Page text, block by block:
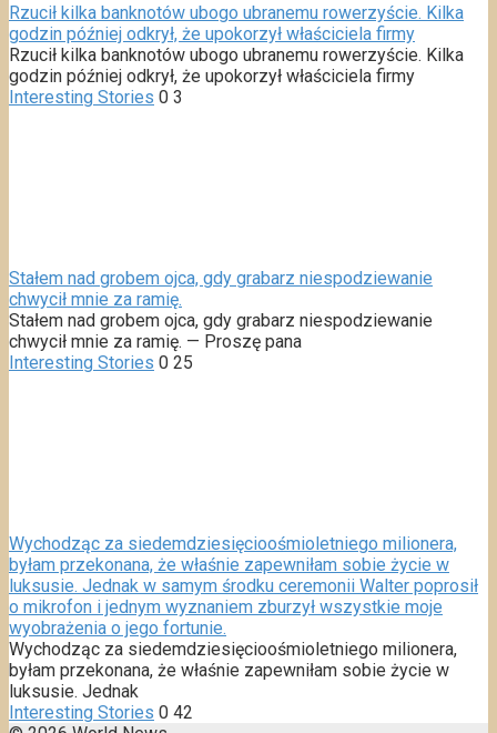
Rzucił kilka banknotów ubogo ubranemu rowerzyście. Kilka
godzin później odkrył, że upokorzył właściciela firmy
Rzucił kilka banknotów ubogo ubranemu rowerzyście. Kilka
godzin później odkrył, że upokorzył właściciela firmy
Interesting Stories 0 3
Stałem nad grobem ojca, gdy grabarz niespodziewanie
chwycił mnie za ramię.
Stałem nad grobem ojca, gdy grabarz niespodziewanie
chwycił mnie za ramię. — Proszę pana
Interesting Stories 0 25
Wychodząc za siedemdziesięcioośmioletniego milionera,
byłam przekonana, że właśnie zapewniłam sobie życie w
luksusie. Jednak w samym środku ceremonii Walter poprosił
o mikrofon i jednym wyznaniem zburzył wszystkie moje
wyobrażenia o jego fortunie.
Wychodząc za siedemdziesięcioośmioletniego milionera,
byłam przekonana, że właśnie zapewniłam sobie życie w
luksusie. Jednak
Interesting Stories 0 42